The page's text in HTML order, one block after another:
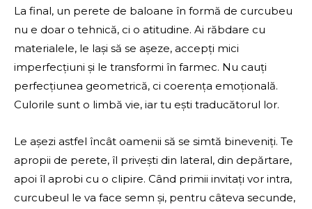
La final, un perete de baloane în formă de curcubeu
nu e doar o tehnică, ci o atitudine. Ai răbdare cu
materialele, le lași să se așeze, accepți mici
imperfecțiuni și le transformi în farmec. Nu cauți
perfecțiunea geometrică, ci coerența emoțională.
Culorile sunt o limbă vie, iar tu ești traducătorul lor.
Le așezi astfel încât oamenii să se simtă bineveniți. Te
apropii de perete, îl privești din lateral, din depărtare,
apoi îl aprobi cu o clipire. Când primii invitați vor intra,
curcubeul le va face semn și, pentru câteva secunde,